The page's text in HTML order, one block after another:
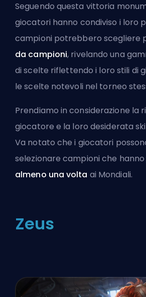
Seguendo questa vittoria
giocatori hanno condiviso i loro
campioni potrebbero scegliere
da campioni, rivelando una
di scelte riflettendo i loro stili di
le scelte notevoli nel torneo
Prendiamo in considerazione la
giocatore e la loro desiderata
Va notato che i giocatori
selezionare campioni che hanno
almeno una volta ai Mondiali.
Zeus